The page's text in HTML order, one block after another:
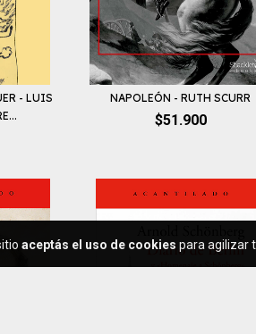
aceptás el uso de cookies para agilizar
- LUIS
NAPOLEÓN - RUTH SCURR
$51.900